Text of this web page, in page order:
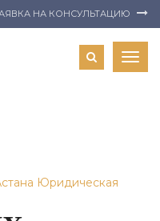
НА КОНСУЛЬТАЦИЮ
Юридическая